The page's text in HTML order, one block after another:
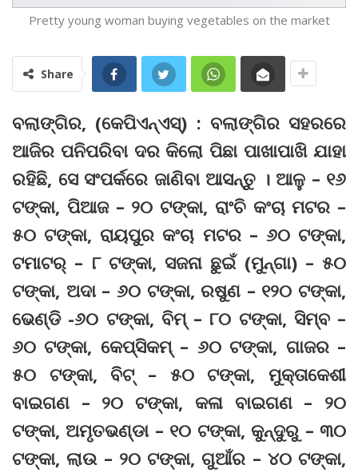
Pretty young woman buying vegetables on the market
Share
ବଲାଙ୍ଗିର, (କେପିଏନ୍‌ଏସ୍‌) : ବଲାଙ୍ଗିର ସହରରେ
ଆଜିର ପନିପରିବା ଦର କିଲୋ ପିଛା ପାଖାପାଖି ଯାହା
ରହିଛି, ସେ ସଂପର୍କରେ ଜାଣିବା ଆସନ୍ତୁ । ଆଳୁ – ୧୬
ଟଙ୍କା, ପିଆଜ – ୨୦ ଟଙ୍କା, ରାଂଚି କଂଚା ମଟର –
୫୦ ଟଙ୍କା, ରାୟପୁର କଂଚା ମଟର – ୬୦ ଟଙ୍କା,
ଟମାଟର୍‌ – ୮ ଟଙ୍କା, ସଜନା ଛୁଇଁ (ମୁନ୍‌ଗା) – ୫୦
ଟଙ୍କା, ଅଦା – ୬୦ ଟଙ୍କା, ରଷୁଣ – ୧୨୦ ଟଙ୍କା,
ଭେଣ୍ଡି -୬୦ ଟଙ୍କା, ବିମ୍‌ – ୮୦ ଟଙ୍କା, ସିମ୍ବ –
୬୦ ଟଙ୍କା, କେପ୍‌ସିକମ୍‌ – ୬୦ ଟଙ୍କା, ଗାଜର –
୫୦ ଟଙ୍କା, ବିଟ୍‌ – ୫୦ ଟଙ୍କା, ମୁକ୍ତାକେଶୀ
ବାଇଗଣ – ୨୦ ଟଙ୍କା, କଳା ବାଇଗଣ – ୨୦
ଟଙ୍କା, ଅମୃତଭଣ୍ଡା – ୧୦ ଟଙ୍କା, କୁନ୍ଦୁରୁ – ୩୦
ଟଙ୍କା, ଲାଉ – ୨୦ ଟଙ୍କା, ଗୁଆଁର – ୪୦ ଟଙ୍କା,